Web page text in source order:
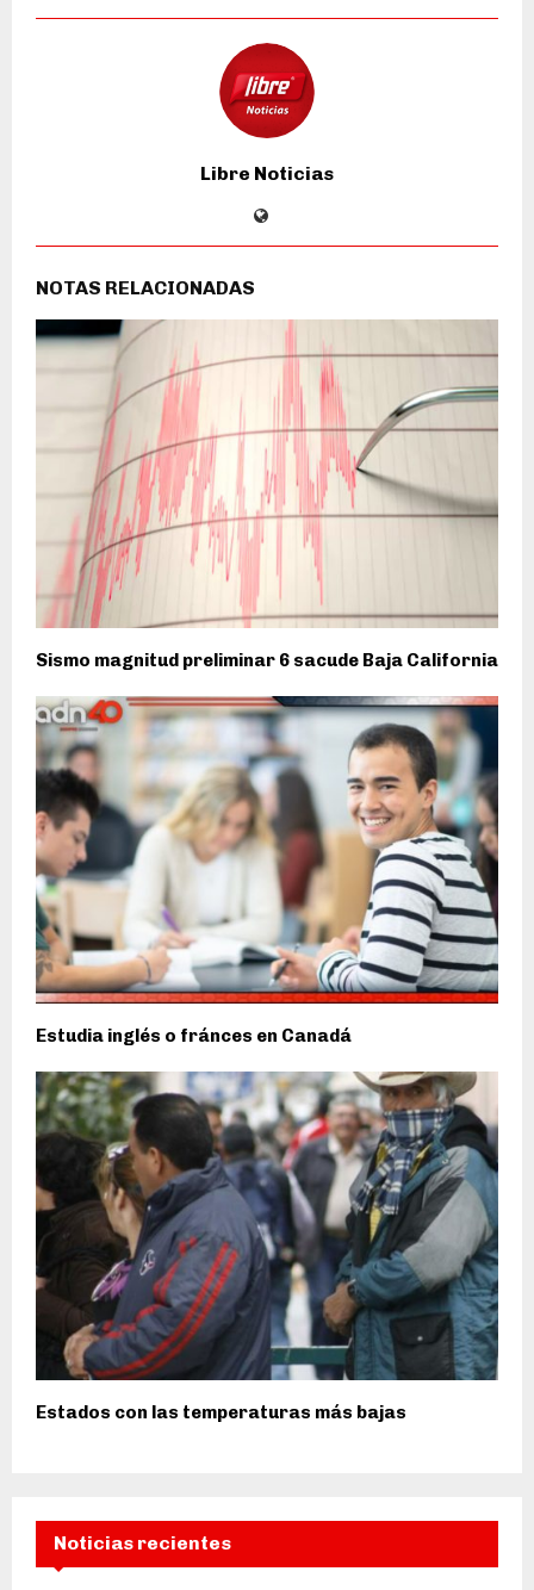
Libre Noticias
NOTAS RELACIONADAS
Sismo magnitud preliminar 6 sacude Baja California
Estudia inglés o fránces en Canadá
Estados con las temperaturas más bajas
Noticias recientes